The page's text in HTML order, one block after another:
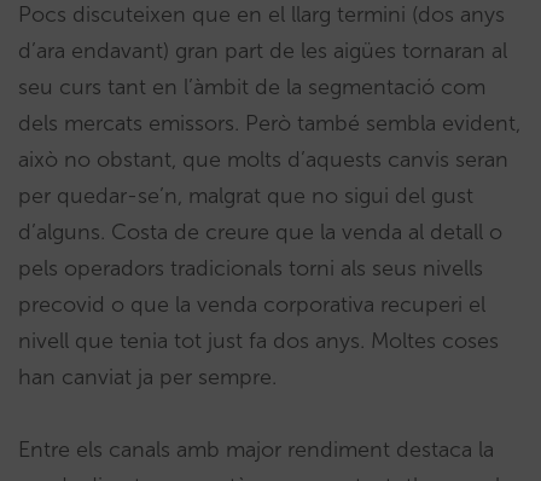
Pocs discuteixen que en el llarg termini (dos anys
d’ara endavant) gran part de les aigües tornaran al
seu curs tant en l’àmbit de la segmentació com
dels mercats emissors. Però també sembla evident,
això no obstant, que molts d’aquests canvis seran
per quedar-se’n, malgrat que no sigui del gust
d’alguns. Costa de creure que la venda al detall o
pels operadors tradicionals torni als seus nivells
precovid o que la venda corporativa recuperi el
nivell que tenia tot just fa dos anys. Moltes coses
han canviat ja per sempre.
Entre els canals amb major rendiment destaca la